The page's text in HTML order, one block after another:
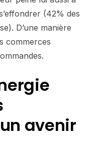
(42% des
D’une manière
commerces
avenir